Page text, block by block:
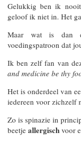
Gelukkig ben ik
geloof ik niet in. Het
Maar wat is dan
voedingspatroon dat
Ik ben zelf fan van
and medicine be thy
Het is onderdeel van
iedereen voor zichzelf
Zo is spinazie in
beetje allergisch voor